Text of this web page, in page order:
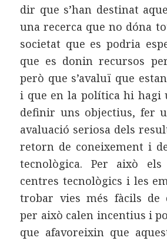
dir que s’han destinat
una recerca que no dóna
societat que es podria
que es donin recursos
però que s’avaluï que
i que en la política hi hagi
definir uns objectius, fer
avaluació seriosa dels
retorn de coneixement i
tecnològica. Per això
centres tecnològics i les
trobar vies més fàcils de
per això calen incentius i
que afavoreixin que